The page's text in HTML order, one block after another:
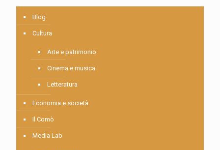
Blog
Cultura
Arte e patrimonio
Cinema e musica
Letteratura
Economia e società
Il Comò
Media Lab